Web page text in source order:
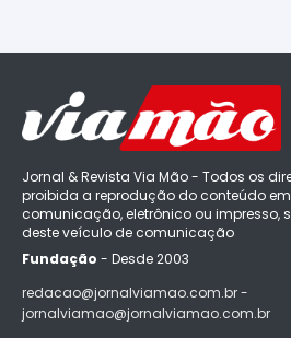
Jornal & Revista Via Mão - Todos os
proibida a reprodução do conteúdo
comunicação, eletrônico ou impresso,
deste veículo de comunicação
Fundação - Desde 2003
redacao@jornalviamao.com.br -
jornalviamao@jornalviamao.com.br